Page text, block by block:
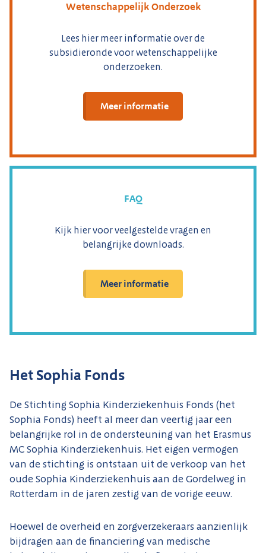
Wetenschappelijk Onderzoek
Lees hier meer informatie over de
subsidieronde voor wetenschappelijke
onderzoeken.
Meer informatie
FAQ
Kijk hier voor veelgestelde vragen en
belangrijke downloads.
Meer informatie
Het Sophia Fonds
De Stichting Sophia Kinderziekenhuis Fonds (het
Sophia Fonds) heeft al meer dan veertig jaar een
belangrijke rol in de ondersteuning van het Erasmus
MC Sophia Kinderziekenhuis. Het eigen vermogen
van de stichting is ontstaan uit de verkoop van het
oude Sophia Kinderziekenhuis aan de Gordelweg in
Rotterdam in de jaren zestig van de vorige eeuw.
Hoewel de overheid en zorgverzekeraars aanzienlijk
bijdragen aan de financiering van medische